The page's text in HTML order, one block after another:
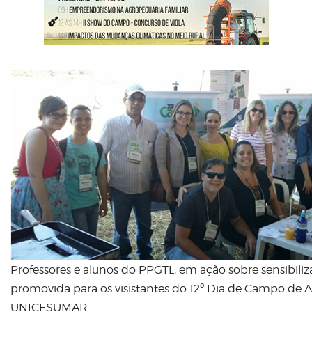
Professores e alunos do PPGTL, em ação sobre
promovida para os visistantes do 12º Dia de Campo de
UNICESUMAR.